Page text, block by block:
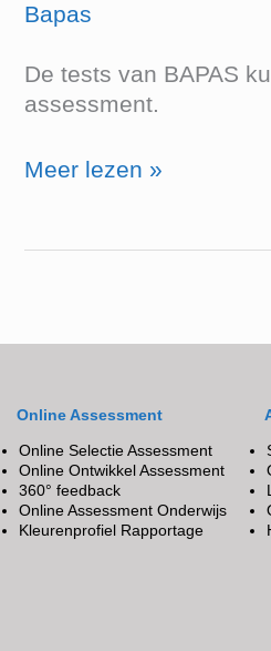
Bapas
De tests van BAPAS
assessment.
Meer lezen »
Online Assessment
Online Selectie Assessment
Online Ontwikkel Assessment
360° feedback
Online Assessment Onderwijs
Kleurenprofiel Rapportage